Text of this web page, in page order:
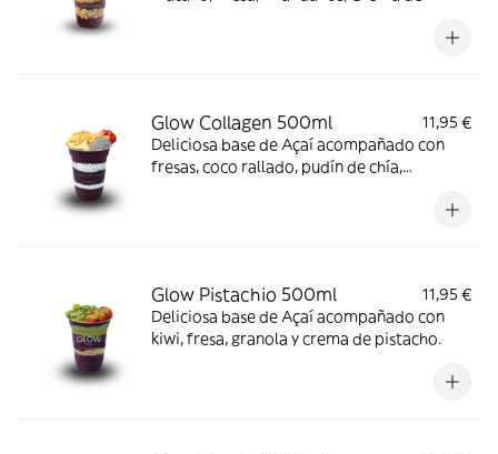
Glow Collagen 500ml
11,95 €
Deliciosa base de Açaí acompañado con
fresas, coco rallado, pudín de chía,
Glow Pistachio 500ml
11,95 €
Deliciosa base de Açaí acompañado con
kiwi, fresa, granola y crema de pistacho.